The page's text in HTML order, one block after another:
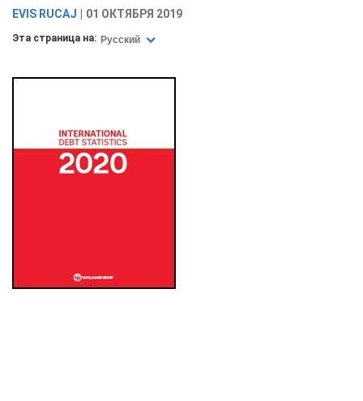
EVIS RUCAJ 01 ОКТЯБРЯ 2019
Эта страница на: Русский